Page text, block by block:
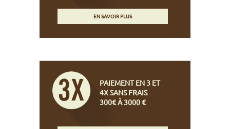
EN SAVOIR PLUS
PAIEMENT EN 3 ET
4X SANS FRAIS
300€ À 3000 €